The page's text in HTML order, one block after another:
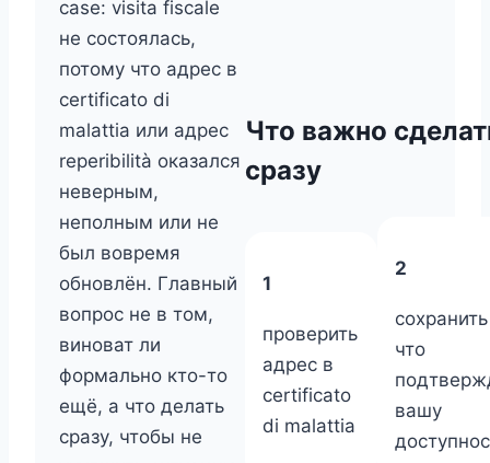
case: visita fiscale
не состоялась,
потому что адрес в
certificato di
malattia или адрес
reperibilità оказался
неверным,
неполным или не
был вовремя
обновлён. Главный
вопрос не в том,
виноват ли
формально кто-то
ещё, а что делать
сразу, чтобы не
Что важно
сразу
1
проверить
адрес в
certificato
di malattia
2
что
вашу